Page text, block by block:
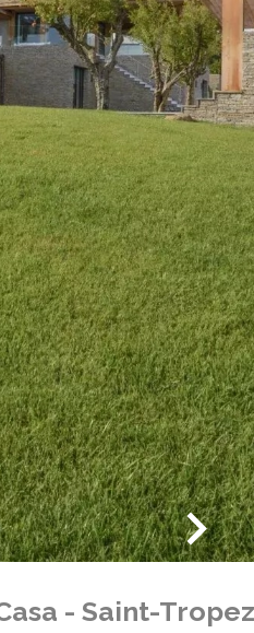
- Saint-